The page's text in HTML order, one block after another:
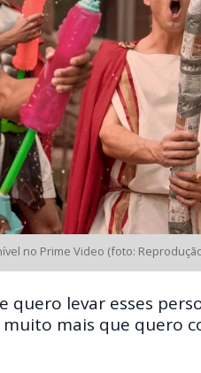
no Prime Video (foto:
levar esses
mais que quero